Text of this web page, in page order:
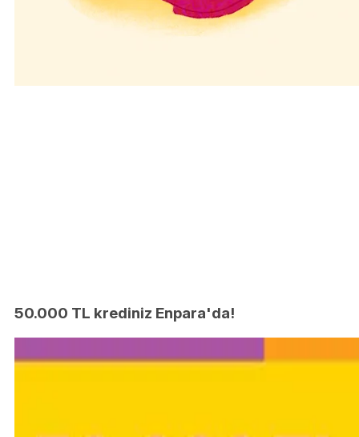
50.000 TL krediniz Enpara'da!